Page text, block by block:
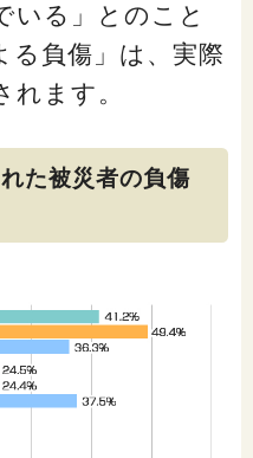
いる」とのこと
る負傷」は、実際
れます。
た被災者の負傷